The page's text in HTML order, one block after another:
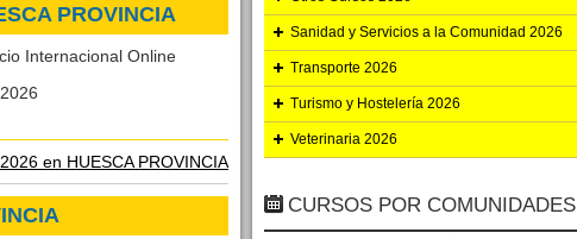
PROVINCIA
Internacional Online
en HUESCA PROVINCIA
Sanidad y Servicios a la Comunidad 2026
Transporte 2026
Turismo y Hostelería 2026
Veterinaria 2026
CURSOS POR COMUNIDADES